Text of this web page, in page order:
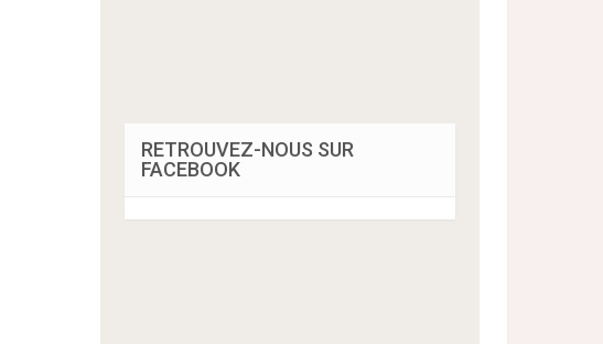
RETROUVEZ-NOUS SUR
FACEBOOK